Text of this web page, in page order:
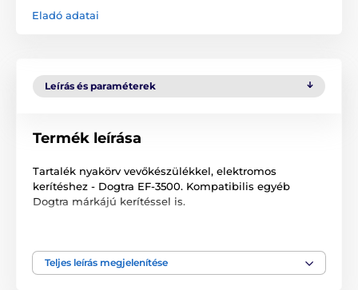
Eladó adatai
Leírás és paraméterek
Termék leírása
Tartalék nyakörv vevőkészülékkel, elektromos
kerítéshez - Dogtra EF-3500. Kompatibilis egyéb
Dogtra márkájú kerítéssel is.
Teljes leírás megjelenítése